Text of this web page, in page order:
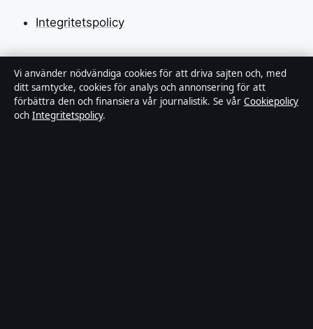
Integritetspolicy
Om Tidsmagasinet i korthet
Tidsmagasinet är en oberoende svensk digital
nyhetssajt med fokus på film, tv, kultur och
Vi använder nödvändiga cookies för att driva sajten och, med
ditt samtycke, cookies för analys och annonsering för att
förbättra den och finansiera vår journalistik. Se vår Cookiepolicy
och Integritetspolicy.